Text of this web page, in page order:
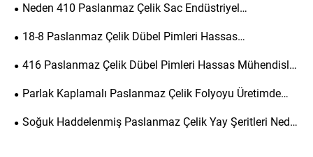
Neden 410 Paslanmaz Çelik Sac Endüstriyel
Uygulamalar İçin En İyi Seçimdir?
18-8 Paslanmaz Çelik Dübel Pimleri Hassas
Mühendislik için Neden Gereklidir?
416 Paslanmaz Çelik Dübel Pimleri Hassas Mühendislik
için Neden Gereklidir?
Parlak Kaplamalı Paslanmaz Çelik Folyoyu Üretimde
Popüler Bir Seçim Yapan Nedir?
Soğuk Haddelenmiş Paslanmaz Çelik Yay Şeritleri Nedir